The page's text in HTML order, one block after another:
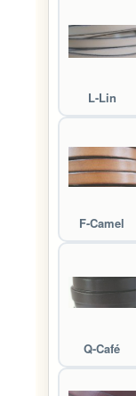
L-Lin
F-Camel
Q-Café